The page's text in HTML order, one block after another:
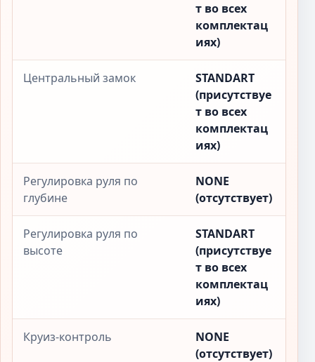
т во всех
комплектац
иях)
Центральный замок
STANDART
(присутствуе
т во всех
комплектац
иях)
Регулировка руля по
глубине
NONE
(отсутствует)
Регулировка руля по
высоте
STANDART
(присутствуе
т во всех
комплектац
иях)
Круиз-контроль
NONE
(отсутствует)